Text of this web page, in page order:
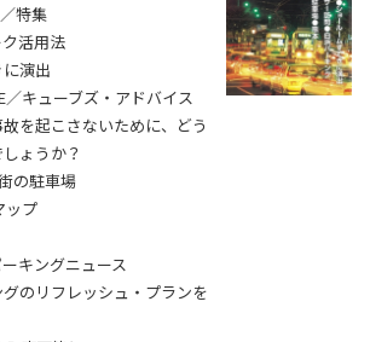
特集
活用法
演出
／キューブズ・アドバイス
を起こさないために、どう
ょうか？
の駐車場
ップ
ーキングニュース
のリフレッシュ・プランを